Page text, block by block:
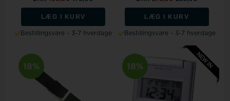
LÆG I KURV
Bestillingsvare - 3-7 hverdage
LÆG I KURV
Bestillingsvare - 3-7 hverdage
18% 18%